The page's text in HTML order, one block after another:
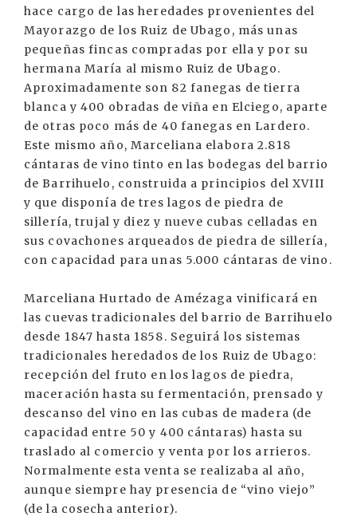
hace cargo de las heredades provenientes del
Mayorazgo de los Ruiz de Ubago, más unas
pequeñas fincas compradas por ella y por su
hermana María al mismo Ruiz de Ubago.
Aproximadamente son 82 fanegas de tierra
blanca y 400 obradas de viña en Elciego, aparte
de otras poco más de 40 fanegas en Lardero.
Este mismo año, Marceliana elabora 2.818
cántaras de vino tinto en las bodegas del barrio
de Barrihuelo, construida a principios del XVIII
y que disponía de tres lagos de piedra de
sillería, trujal y diez y nueve cubas celladas en
sus covachones arqueados de piedra de sillería,
con capacidad para unas 5.000 cántaras de vino.
Marceliana Hurtado de Amézaga vinificará en
las cuevas tradicionales del barrio de Barrihuelo
desde 1847 hasta 1858. Seguirá los sistemas
tradicionales heredados de los Ruiz de Ubago:
recepción del fruto en los lagos de piedra,
maceración hasta su fermentación, prensado y
descanso del vino en las cubas de madera (de
capacidad entre 50 y 400 cántaras) hasta su
traslado al comercio y venta por los arrieros.
Normalmente esta venta se realizaba al año,
aunque siempre hay presencia de “vino viejo”
(de la cosecha anterior).